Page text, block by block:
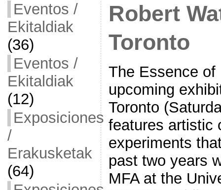
Eventos /
Ekitaldiak
(36)
Eventos /
Ekitaldiak
(12)
Exposiciones
/
Erakusketak
(64)
Robert
Toronto
The Essence
upcoming
Toronto
features artistic
experiments
past two years
MFA at the